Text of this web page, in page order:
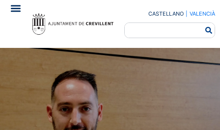
CASTELLANO VALENCIÀ